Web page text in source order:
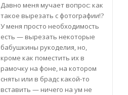
Давно меня мучает вопрос: как
такое вырезать с фотографии!?
У меня просто необходимость
есть — вырезать некоторые
бабушкины рукоделия, но,
кроме как поместить их в
рамочку на фоне, на котором
сняты или в брадс какой-то
вставить — ничего на ум не